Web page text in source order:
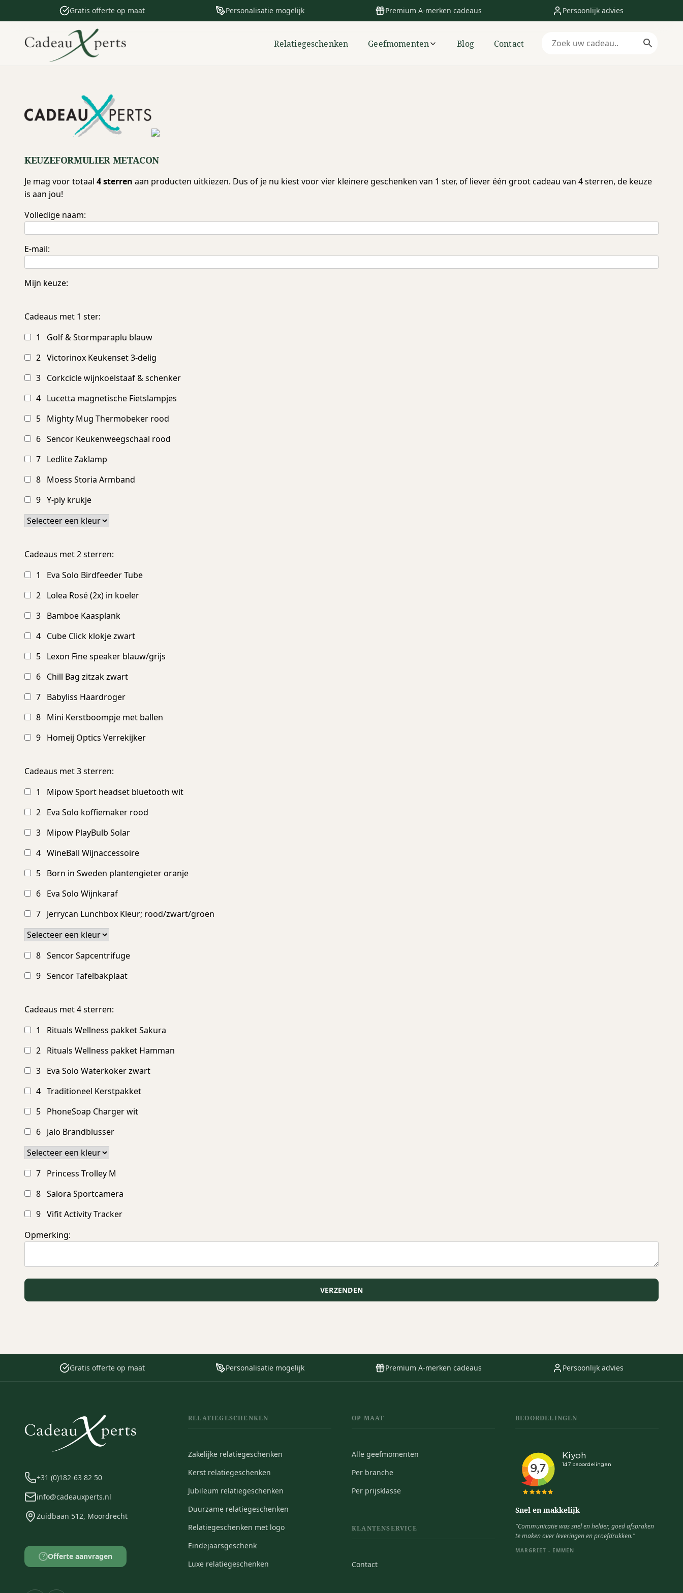
Gratis offerte op maat Personalisatie mogelijk Premium A-merken cadeaus Persoonlijk advies
Relatiegeschenken Geefmomenten Blog Contact
KEUZEFORMULIER METACON
Je mag voor totaal 4 sterren aan producten uitkiezen. Dus of je nu kiest voor vier kleinere geschenken van 1 ster, of liever één groot cadeau van 4 sterren, de keuze
is aan jou!
Volledige naam:
E-mail:
Mijn keuze:
Cadeaus met 1 ster:
1 Golf & Stormparaplu blauw
2 Victorinox Keukenset 3-delig
3 Corkcicle wijnkoelstaaf & schenker
4 Lucetta magnetische Fietslampjes
5 Mighty Mug Thermobeker rood
6 Sencor Keukenweegschaal rood
7 Ledlite Zaklamp
8 Moess Storia Armband
9 Y-ply krukje
Cadeaus met 2 sterren:
1 Eva Solo Birdfeeder Tube
2 Lolea Rosé (2x) in koeler
3 Bamboe Kaasplank
4 Cube Click klokje zwart
5 Lexon Fine speaker blauw/grijs
6 Chill Bag zitzak zwart
7 Babyliss Haardroger
8 Mini Kerstboompje met ballen
9 Homeij Optics Verrekijker
Cadeaus met 3 sterren:
1 Mipow Sport headset bluetooth wit
2 Eva Solo koffiemaker rood
3 Mipow PlayBulb Solar
4 WineBall Wijnaccessoire
5 Born in Sweden plantengieter oranje
6 Eva Solo Wijnkaraf
7 Jerrycan Lunchbox Kleur; rood/zwart/groen
8 Sencor Sapcentrifuge
9 Sencor Tafelbakplaat
Cadeaus met 4 sterren:
1 Rituals Wellness pakket Sakura
2 Rituals Wellness pakket Hamman
3 Eva Solo Waterkoker zwart
4 Traditioneel Kerstpakket
5 PhoneSoap Charger wit
6 Jalo Brandblusser
7 Princess Trolley M
8 Salora Sportcamera
9 Vifit Activity Tracker
Opmerking:
Gratis offerte op maat Personalisatie mogelijk Premium A-merken cadeaus Persoonlijk advies
+31 (0)182-63 82 50
info@cadeauxperts.nl
Zuidbaan 512, Moordrecht
? Offerte aanvragen
RELATIEGESCHENKEN
Zakelijke relatiegeschenken
Kerst relatiegeschenken
Jubileum relatiegeschenken
Duurzame relatiegeschenken
Relatiegeschenken met logo
Eindejaarsgeschenk
Luxe relatiegeschenken
OP MAAT
Alle geefmomenten
Per branche
Per prijsklasse
KLANTENSERVICE
Contact
BEOORDELINGEN
Snel en makkelijk
"Communicatie was snel en helder, goed afspraken
te maken over leveringen en proefdrukken."
MARGRIET - EMMEN